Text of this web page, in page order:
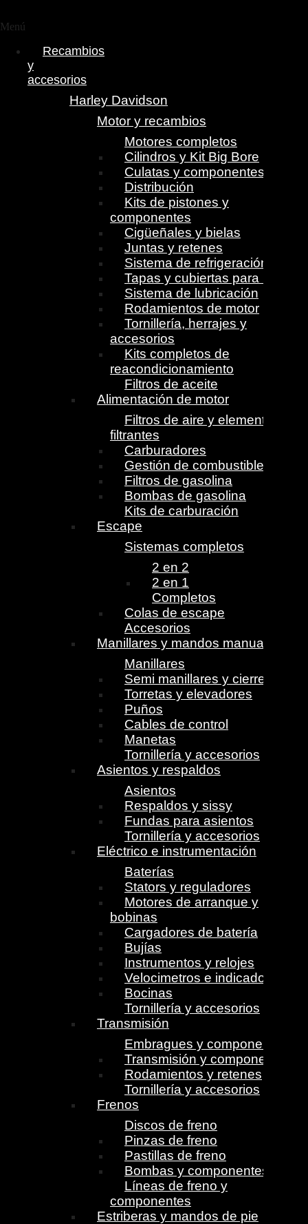
Menú
Recambios
y
accesorios
Harley Davidson
Motor y recambios
Motores completos
Cilindros y Kit Big Bore
Culatas y componentes
Distribución
Kits de pistones y
componentes
Cigüeñales y bielas
Juntas y retenes
Sistema de refrigeración
Tapas y cubiertas para motor
Sistema de lubricación
Rodamientos de motor
Tornillería, herrajes y
accesorios
Kits completos de
reacondicionamiento
Filtros de aceite
Alimentación de motor
Filtros de aire y elementos
filtrantes
Carburadores
Gestión de combustible
Filtros de gasolina
Bombas de gasolina
Kits de carburación
Escape
Sistemas completos
2 en 2
2 en 1
Completos
Colas de escape
Accesorios
Manillares y mandos manuales
Manillares
Semi manillares y cierres
Torretas y elevadores
Puños
Cables de control
Manetas
Tornillería y accesorios
Asientos y respaldos
Asientos
Respaldos y sissy
Fundas para asientos
Tornillería y accesorios
Eléctrico e instrumentación
Baterías
Stators y reguladores
Motores de arranque y
bobinas
Cargadores de batería
Bujías
Instrumentos y relojes
Velocimetros e indicadores
Bocinas
Tornillería y accesorios
Transmisión
Embragues y componentes
Transmisión y componentes
Rodamientos y retenes
Tornillería y accesorios
Frenos
Discos de freno
Pinzas de freno
Pastillas de freno
Bombas y componentes
Líneas de freno y
componentes
Estriberas y mandos de pie